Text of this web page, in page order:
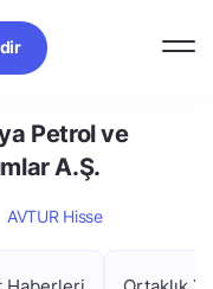
Petrol ve
A.Ş.
AVTUR Hisse